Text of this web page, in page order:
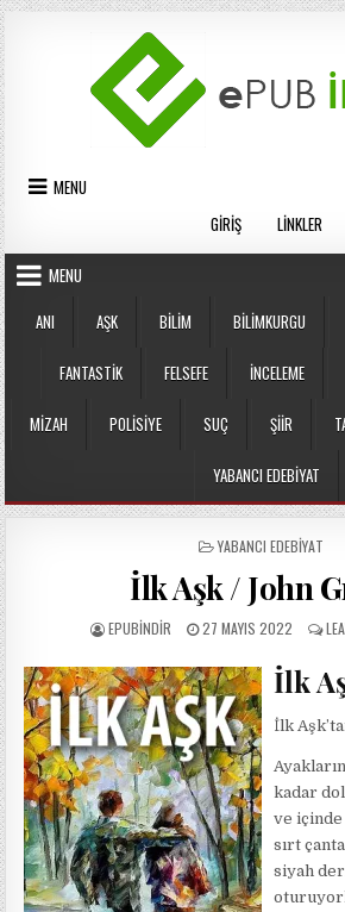
Skip
to
content
MENU
GIRIŞ
LINKLER
MENU
ANI
AŞK BILIM BILIMKURGU
FANTASTIK FELSEFE İNCELEME
MIZAH POLISIYE SUÇ ŞIIR
YABANCI EDEBIYAT
POSTED
YABANCI EDEBIYAT
İlk Aşk / John
AUTHOR:
EPUBINDIR
PUBLISHED
27 MAYIS 2022
İlk
İlk
kadar
ve
sırt
siyah